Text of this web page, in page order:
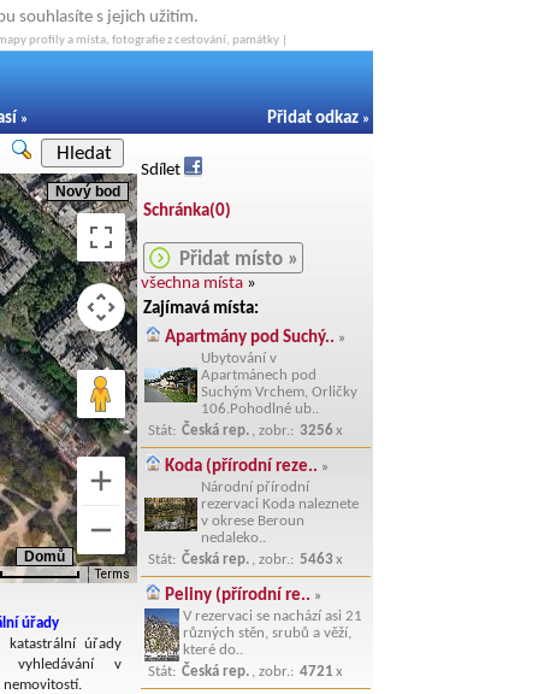
souhlasíte s jejich užitím.
profily a místa, fotografie z cestování, památky |
» Přidat odkaz »
Hledat
Nový bod
Domů
Terms
úřady
katastrální úřady
v
nemovitostí.
Sdílet
Schránka(0)
Přidat místo »
všechna místa »
Zajímavá místa:
Apartmány pod Suchý.. »
Ubytování v
Apartmánech pod
Suchým Vrchem, Orličky
106.Pohodlné ub..
Stát: Česká rep. , zobr.: 3256x
Koda (přírodní reze.. »
Národní přírodní
rezervaci Koda naleznete
v okrese Beroun
nedaleko..
Stát: Česká rep. , zobr.: 5463 x
Peliny (přírodní re.. »
V rezervaci se nachází asi 21
různých stěn, srubů a věží,
které do..
Stát: Česká rep. , zobr.: 4721 x